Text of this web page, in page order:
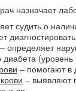
назначает
судить о
– определяет
– помогают в
– выявляют